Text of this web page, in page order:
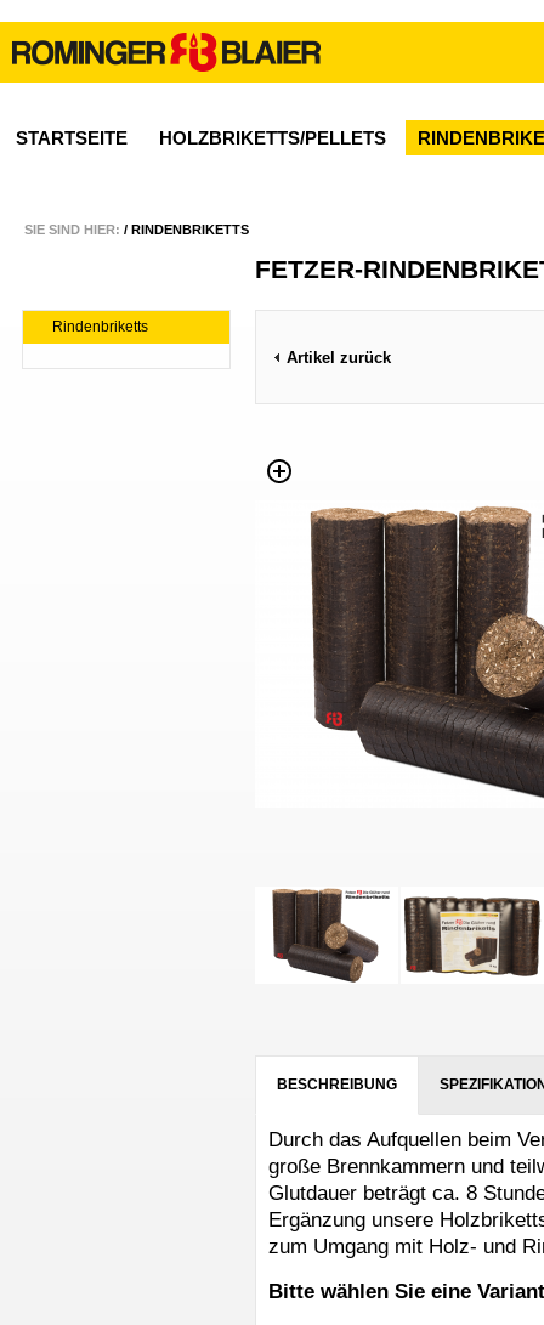
STARTSEITE HOLZBRIKETTS/PELLETS
SIE SIND HIER: / RINDENBRIKETTS
Rindenbriketts
FETZER-
Artikel zurück
BESCHREIBUNG
Durch das Aufquellen beim
große Brennkammern und
Glutdauer beträgt ca. 8
Ergänzung unsere
zum Umgang mit Holz- und
Bitte wählen Sie eine